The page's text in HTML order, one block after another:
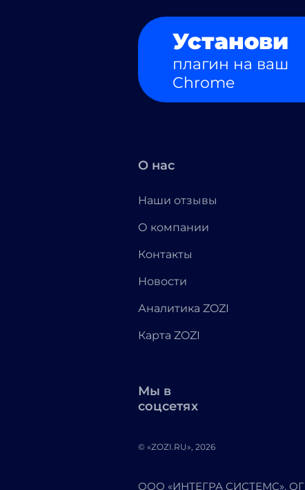
Установи
плагин на ваш
Chrome
О нас
Наши отзывы
О компании
Контакты
Новости
Аналитика ZOZI
Карта ZOZI
Мы в
соцсетях
© «ZOZI.RU», 2026
ООО «ИНТЕГРА СИСТЕМС».